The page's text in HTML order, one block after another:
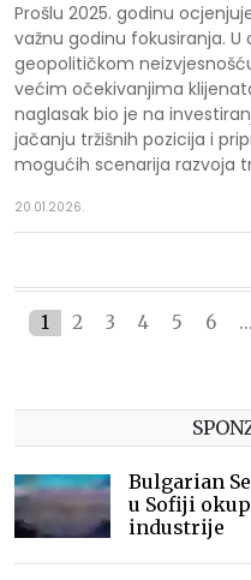
Prošlu 2025. godinu
važnu godinu fokusiranja. U
geopolitičkom
većim očekivanjima
naglasak bio je na
jačanju tržišnih pozicija i
mogućih scenarija razvoja
20.01.2026.
1 2 3 4 5 6 ...
Bulgarian
u Sofiji
industrije